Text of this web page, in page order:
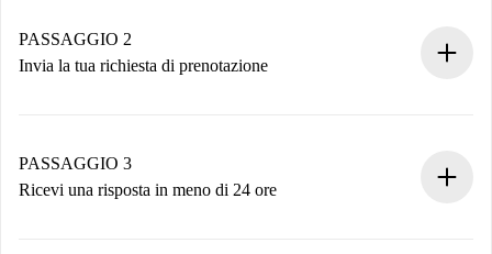
Hai tutte le informazioni necessarie in anticipo.
PASSAGGIO 2
Invia la tua richiesta di prenotazione
non accetta.
PASSAGGIO 3
Ricevi una risposta in meno di 24 ore